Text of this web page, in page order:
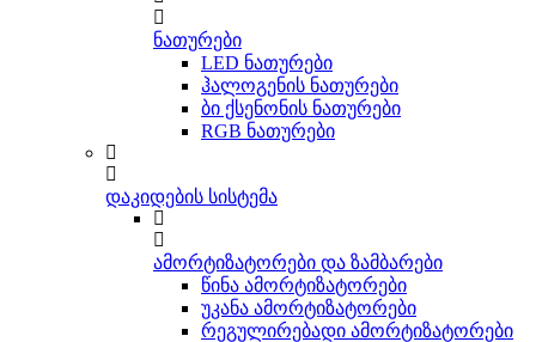
ნათურები
LED ნათურები
ჰალოგენის ნათურები
ბი ქსენონის ნათურები
RGB ნათურები
დაკიდების სისტემა
ამორტიზატორები და ზამბარები
წინა ამორტიზატორები
უკანა ამორტიზატორები
რეგულირებადი ამორტიზატორები